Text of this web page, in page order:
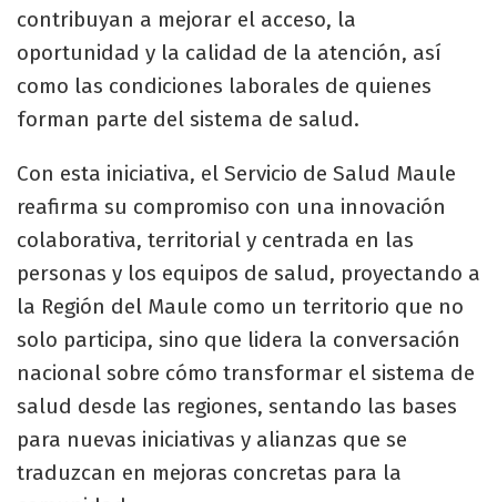
contribuyan a mejorar el acceso, la
oportunidad y la calidad de la atención, así
como las condiciones laborales de quienes
forman parte del sistema de salud.
Con esta iniciativa, el Servicio de Salud Maule
reafirma su compromiso con una innovación
colaborativa, territorial y centrada en las
personas y los equipos de salud, proyectando a
la Región del Maule como un territorio que no
solo participa, sino que lidera la conversación
nacional sobre cómo transformar el sistema de
salud desde las regiones, sentando las bases
para nuevas iniciativas y alianzas que se
traduzcan en mejoras concretas para la